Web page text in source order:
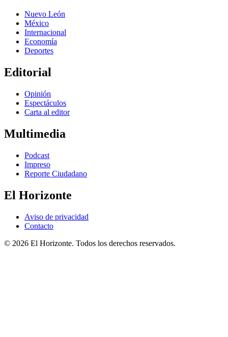
Nuevo León
México
Internacional
Economía
Deportes
Editorial
Opinión
Espectáculos
Carta al editor
Multimedia
Podcast
Impreso
Reporte Ciudadano
El Horizonte
Aviso de privacidad
Contacto
© 2026 El Horizonte. Todos los derechos reservados.